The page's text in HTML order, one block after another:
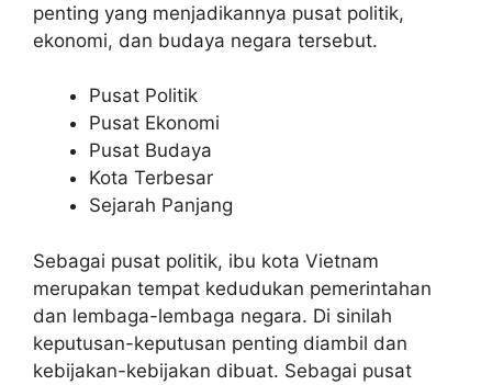
penting yang menjadikannya pusat politik,
ekonomi, dan budaya negara tersebut.
Pusat Politik
Pusat Ekonomi
Pusat Budaya
Kota Terbesar
Sejarah Panjang
Sebagai pusat politik, ibu kota Vietnam
merupakan tempat kedudukan pemerintahan
dan lembaga-lembaga negara. Di sinilah
keputusan-keputusan penting diambil dan
kebijakan-kebijakan dibuat. Sebagai pusat